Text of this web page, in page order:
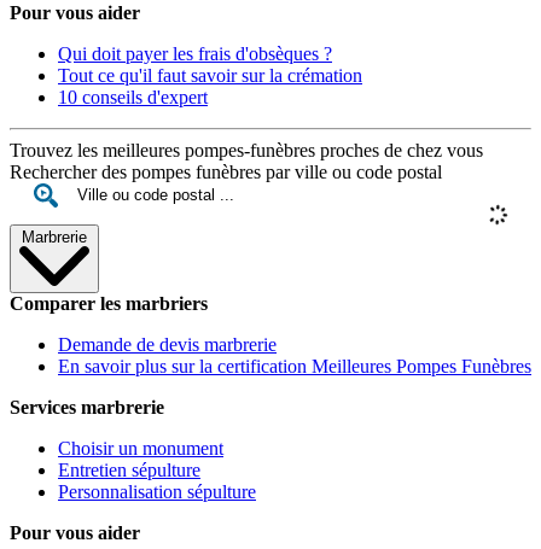
Pour vous aider
Qui doit payer les frais d'obsèques ?
Tout ce qu'il faut savoir sur la crémation
10 conseils d'expert
Trouvez les meilleures pompes-funèbres proches de chez vous
Rechercher des pompes funèbres par ville ou code postal
Marbrerie
Comparer les marbriers
Demande de devis marbrerie
En savoir plus sur la certification Meilleures Pompes Funèbres
Services marbrerie
Choisir un monument
Entretien sépulture
Personnalisation sépulture
Pour vous aider